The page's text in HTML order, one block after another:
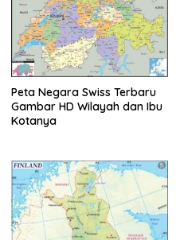
Peta Negara Swiss Terbaru
Gambar HD Wilayah dan Ibu
Kotanya